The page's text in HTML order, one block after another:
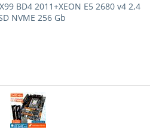
BD4 2011+XEON E5 2680 v4 2,4
NVME 256 Gb